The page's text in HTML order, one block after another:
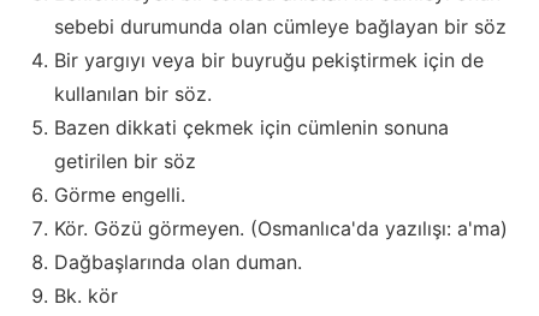
sebebi durumunda olan cümleye bağlayan bir söz
Bir yargıyı veya bir buyruğu pekiştirmek için de
kullanılan bir söz.
Bazen dikkati çekmek için cümlenin sonuna
getirilen bir söz
Görme engelli.
Kör. Gözü görmeyen. (Osmanlıca'da yazılışı: a'ma)
Dağbaşlarında olan duman.
Bk. kör